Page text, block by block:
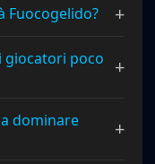
Fuocogelido? +
giocatori poco
+
dominare
+